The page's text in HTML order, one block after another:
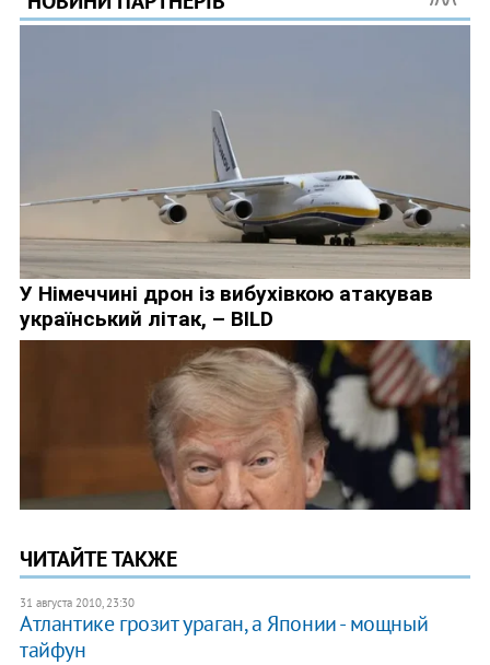
ЧИТАЙТЕ ТАКЖЕ
31 августа 2010, 23:30
Атлантике грозит ураган, а Японии - мощный
тайфун